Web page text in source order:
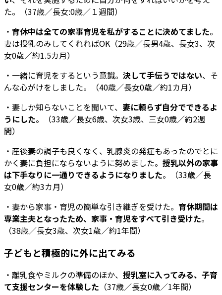
た。（37歳／長女:0歳／１週間）
・ 育休中は全ての家事育児を私がすることに決めてました。
妻は授乳のみしてくれればOK（29歳／長男4歳、長女3、次
女0歳／約1.5カ月）
・一緒に育児をするという意識。 決して手伝うではない、そ
んな心がけをしました。（40歳／長女0歳／約1カ月）
・妻しか知らないことを聞いて、 妻に頼らず自分でできるよ
うにした。（33歳／長女6歳、次女3歳、三女0歳／約2週
間）
・産後妻の調子も良くなく、乳腺炎の発症もあったのでとに
かく妻に負担にならないように努めました。 授乳以外の家事
は下手なりに一通りできるようになりました。（33歳／長
女0歳／約3カ月）
・妻から家事・育児の簡単な引き継ぎを受けた。 育休期間は
専業主夫となったため、家事・育児をすべて引き受けた。
（38歳／長女3歳、次女1歳／約1年間）
子どもと積極的に外に出てみる
・離乳食やミルクの準備のほか、 授乳室に入ってみる、子育
て支援センターを体験した （37歳／長女0歳／1年間）